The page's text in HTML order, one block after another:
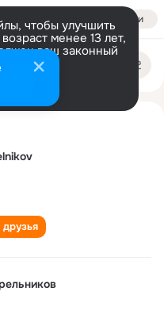
Войти
чтобы улучшить
менее 13 лет,
ваш законный